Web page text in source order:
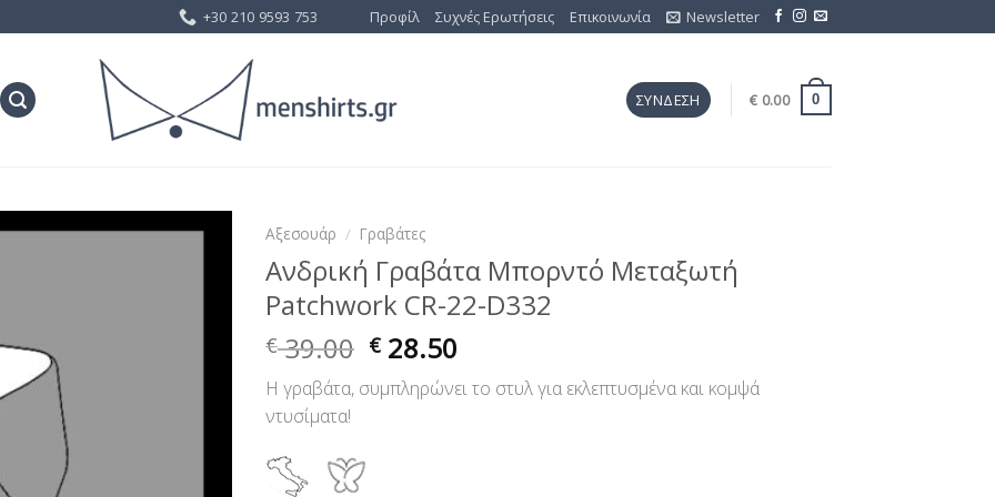
+30 210 9593 753 Προφίλ Συχνές Ερωτήσεις Επικοινωνία Newsletter
ΣΎΝΔΕΣΗ € 0.00 0
Αξεσουάρ / Γραβάτες
Ανδρική Γραβάτα Μπορντό Μεταξωτή
Patchwork CR-22-D332
€39.00 € 28.50
Η γραβάτα, συμπληρώνει το στυλ για εκλεπτυσμένα και κομψά
ντυσίματα!